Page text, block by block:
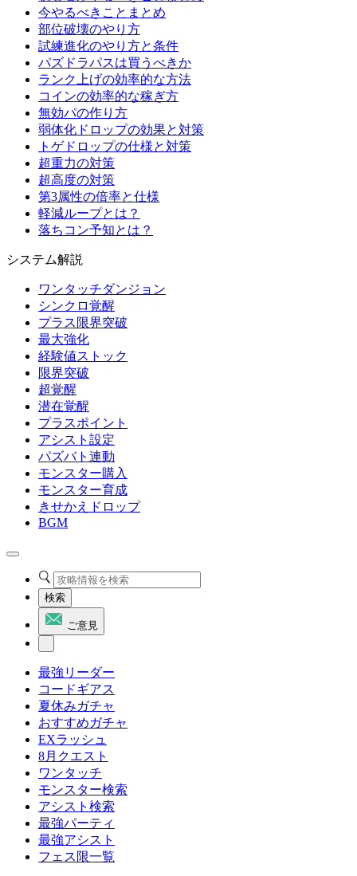
今やるべきことまとめ
部位破壊のやり方
試練進化のやり方と条件
パズドラパスは買うべきか
ランク上げの効率的な方法
コインの効率的な稼ぎ方
無効パの作り方
弱体化ドロップの効果と対策
トゲドロップの仕様と対策
超重力の対策
超高度の対策
第3属性の倍率と仕様
軽減ループとは？
落ちコン予知とは？
システム解説
ワンタッチダンジョン
シンクロ覚醒
プラス限界突破
最大強化
経験値ストック
限界突破
超覚醒
潜在覚醒
プラスポイント
アシスト設定
パズバト連動
モンスター購入
モンスター育成
きせかえドロップ
BGM
検索
ご意見
最強リーダー
コードギアス
夏休みガチャ
おすすめガチャ
EXラッシュ
8月クエスト
ワンタッチ
モンスター検索
アシスト検索
最強パーティ
最強アシスト
フェス限一覧